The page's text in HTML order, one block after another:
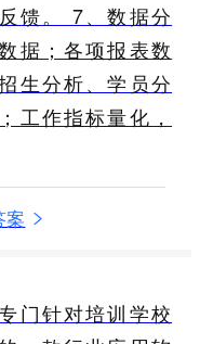
馈。 7、数据分
据；各项报表数
生分析、学员分
工作指标量化，
案
门针对培训学校